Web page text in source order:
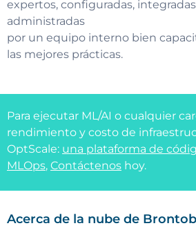
expertos, configuradas,
administradas
por un equipo interno bien
las mejores prácticas.
Para ejecutar ML/AI o cualquier
rendimiento y costo de
OptScale: una plataforma de
MLOps, Contáctenos hoy.
Acerca de la nube de